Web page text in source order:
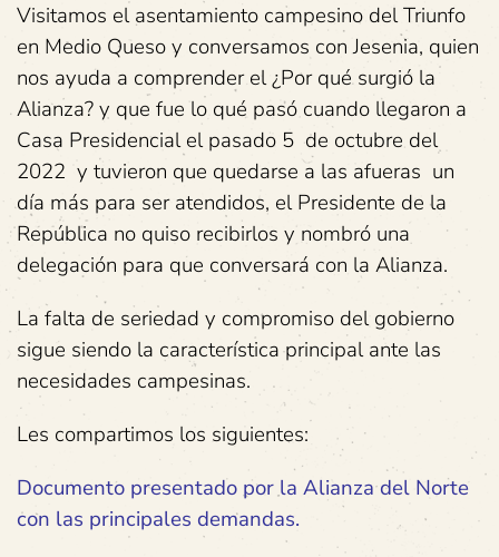
Visitamos el asentamiento campesino del Triunfo
en Medio Queso y conversamos con Jesenia, quien
nos ayuda a comprender el ¿Por qué surgió la
Alianza? y que fue lo qué pasó cuando llegaron a
Casa Presidencial el pasado 5 de octubre del
2022 y tuvieron que quedarse a las afueras un
día más para ser atendidos, el Presidente de la
República no quiso recibirlos y nombró una
delegación para que conversará con la Alianza.
La falta de seriedad y compromiso del gobierno
sigue siendo la característica principal ante las
necesidades campesinas.
Les compartimos los siguientes:
Documento presentado por la Alianza del Norte
con las principales demandas.